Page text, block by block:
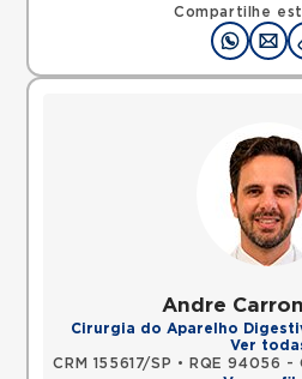
Compartilhe
Andre
Cirurgia do Aparelho
Ver
CRM 155617/SP •
RQE 94056 -